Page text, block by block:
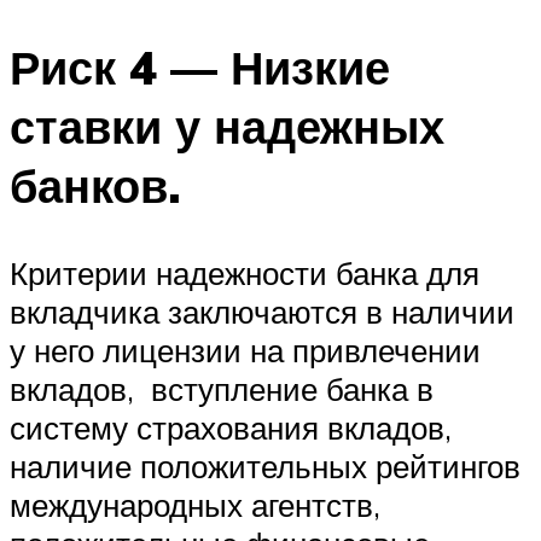
Риск 4 — Низкие
ставки у надежных
банков.
Критерии надежности банка для
вкладчика заключаются в наличии
у него лицензии на привлечении
вкладов, вступление банка в
систему страхования вкладов,
наличие положительных рейтингов
международных агентств,